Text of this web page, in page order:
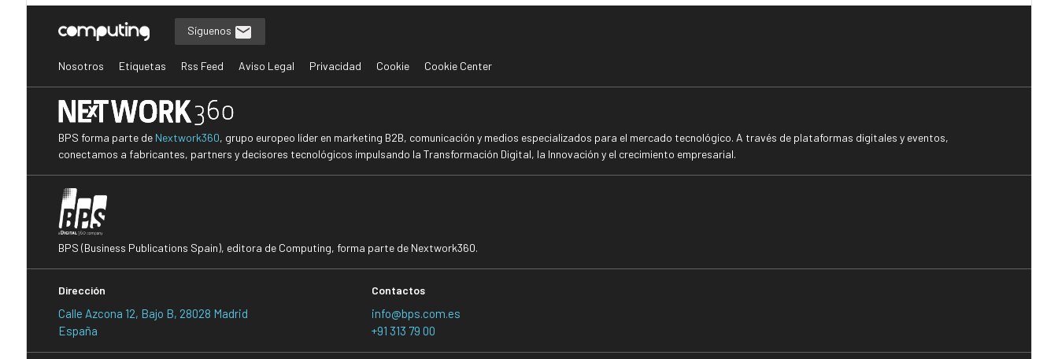
Síguenos
Nosotros Etiquetas Rss Feed Aviso Legal Privacidad Cookie Cookie Center
BPS forma parte de Nextwork360, grupo europeo líder en marketing B2B, comunicación y medios especializados para el mercado tecnológico. A través de plataformas digitales y eventos,
conectamos a fabricantes, partners y decisores tecnológicos impulsando la Transformación Digital, la Innovación y el crecimiento empresarial.
BPS (Business Publications Spain), editora de Computing, forma parte de Nextwork360.
Dirección
Calle Azcona 12, Bajo B, 28028 Madrid
España
Contactos
info@bps.com.es
+91 313 79 00